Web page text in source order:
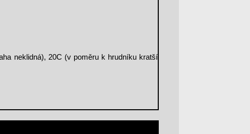
neklidná), 20C (v poměru k hrudníku kratší